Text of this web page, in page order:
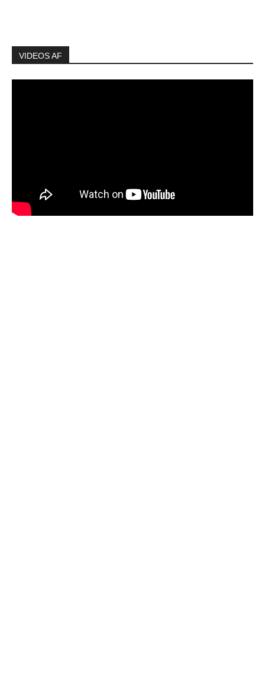
VIDEOS AF